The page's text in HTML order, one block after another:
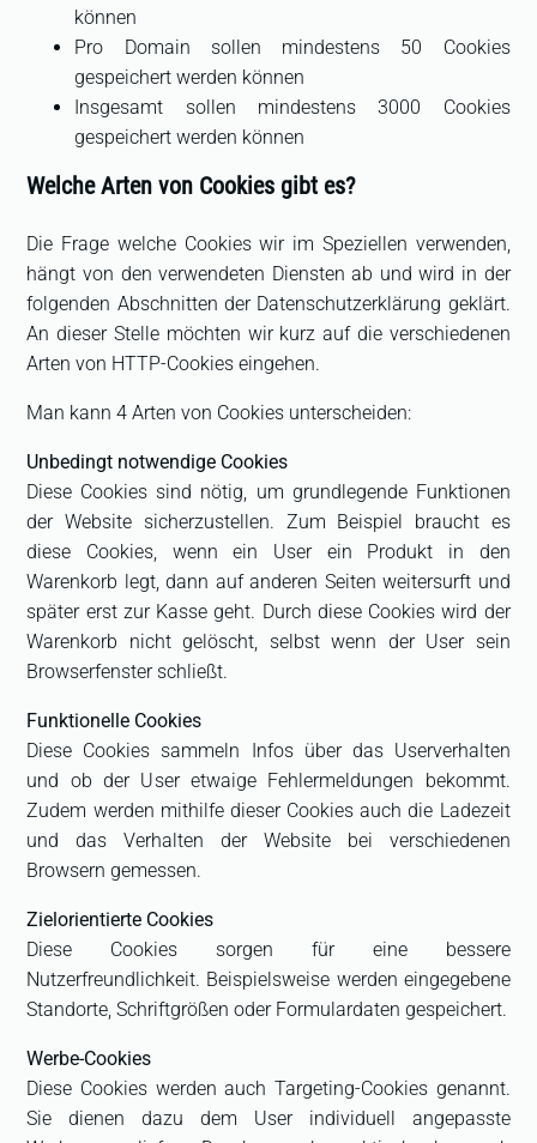
können
Pro Domain sollen mindestens 50 Cookies
gespeichert werden können
Insgesamt sollen mindestens 3000 Cookies
gespeichert werden können
Welche Arten von Cookies gibt es?
Die Frage welche Cookies wir im Speziellen verwenden,
hängt von den verwendeten Diensten ab und wird in der
folgenden Abschnitten der Datenschutzerklärung geklärt.
An dieser Stelle möchten wir kurz auf die verschiedenen
Arten von HTTP-Cookies eingehen.
Man kann 4 Arten von Cookies unterscheiden:
Unbedingt notwendige Cookies
Diese Cookies sind nötig, um grundlegende Funktionen
der Website sicherzustellen. Zum Beispiel braucht es
diese Cookies, wenn ein User ein Produkt in den
Warenkorb legt, dann auf anderen Seiten weitersurft und
später erst zur Kasse geht. Durch diese Cookies wird der
Warenkorb nicht gelöscht, selbst wenn der User sein
Browserfenster schließt.
Funktionelle Cookies
Diese Cookies sammeln Infos über das Userverhalten
und ob der User etwaige Fehlermeldungen bekommt.
Zudem werden mithilfe dieser Cookies auch die Ladezeit
und das Verhalten der Website bei verschiedenen
Browsern gemessen.
Zielorientierte Cookies
Diese Cookies sorgen für eine bessere
Nutzerfreundlichkeit. Beispielsweise werden eingegebene
Standorte, Schriftgrößen oder Formulardaten gespeichert.
Werbe-Cookies
Diese Cookies werden auch Targeting-Cookies genannt.
Sie dienen dazu dem User individuell angepasste